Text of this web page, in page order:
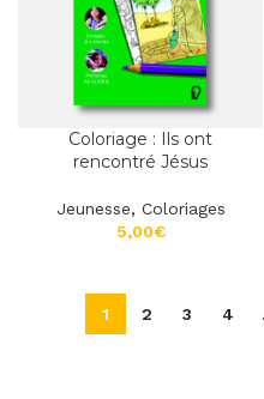
Coloriage : Ils ont
rencontré Jésus
Jeunesse, Coloriages
€
1 2 3 4